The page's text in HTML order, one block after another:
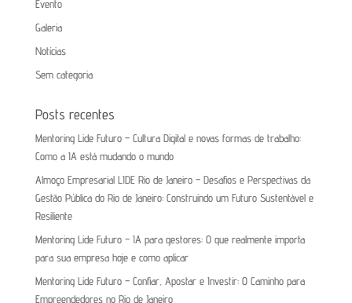
Evento
Galeria
Notícias
Sem categoria
Posts recentes
Mentoring Lide Futuro – Cultura Digital e novas formas de trabalho:
Como a IA está mudando o mundo
Almoço Empresarial LIDE Rio de Janeiro – Desafios e Perspectivas da
Gestão Pública do Rio de Janeiro: Construindo um Futuro Sustentável e
Resiliente
Mentoring Lide Futuro – IA para gestores: O que realmente importa
para sua empresa hoje e como aplicar
Mentoring Lide Futuro – Confiar, Apostar e Investir: O Caminho para
Empreendedores no Rio de Janeiro